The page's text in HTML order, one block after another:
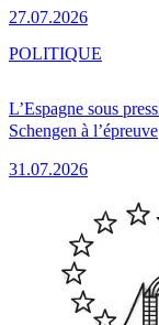
27.07.2026
L’Espagne sous
Schengen à l’épreuve
31.07.2026
POLITIQUE